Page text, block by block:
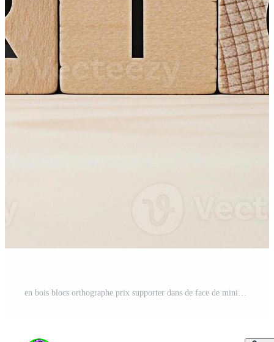
en bois blocs orthographe prix supporter dans de face de miniature maison des modèles sur une lumière bois surface représentant réel biens marché valeurs et le importance de prix dans propriété Ventes et investissement déci Photo Pro